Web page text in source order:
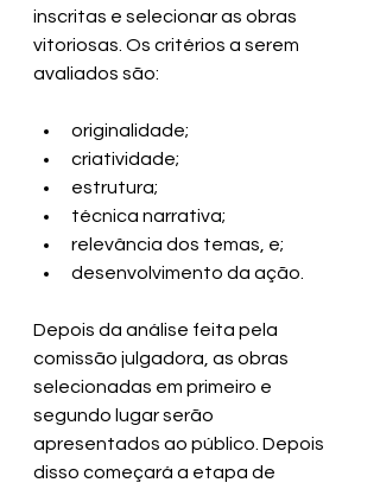
inscritas e selecionar as obras
vitoriosas. Os critérios a serem
avaliados são:
originalidade;
criatividade;
estrutura;
técnica narrativa;
relevância dos temas, e;
desenvolvimento da ação.
Depois da análise feita pela
comissão julgadora, as obras
selecionadas em primeiro e
segundo lugar serão
apresentados ao público. Depois
disso começará a etapa de